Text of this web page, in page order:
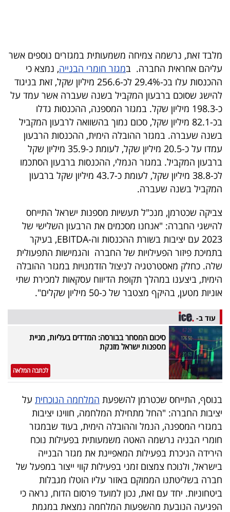
40
שיתופי
פעולה
דרושים
ניוזלטרים
מייל
אדום
פרסמו
עקבו
אחרינו:
מלבד זאת, נרשמה צמיחה משמעותית במגזרים נוספים אשר
עליהם אחראית החברה. במגזר חומרי הבנייה, נמצא כי
ההכנסות עלו בכ-29.4% לכ-256.6 מיליון שקל, זאת בניגוד
להישג שסוכם ברבעון המקביל בשנה שעברה אשר עמד על
כ-198.3 מיליון שקל. במגזר המספנה, ההכנסות גדלו
בכ-82.1 מיליון שקל, סכום נמוך בהשוואה לרבעון המקביל
בשנה שעברה. במגזר ההובלה הימית, ההכנסות הרבעון
עמדו על כ-20.5 מיליון שקל, לעומת כ-35.9 מיליון שקל
ברבעון המקביל. במגזר הנמלי, ההכנסות ברבעון הסתכמו
לכ-38.8 מיליון שקל, לעומת כ-43.7 מיליון שקל ברבעון
המקביל בשנה שעברה.
צביקה שכטרמן, מנכ"ל תעשיות מספנות ישראל התייחס
להישגי החברה: "אנחנו מסכמים את הרבעון השלישי של
2023 עם יציבות בשורת ההכנסות וה-EBITDA, בעיקר
בתמיכת פיזור הפעילויות של החברה והגמישות התפעולית
שלה. כחלק מאסטרטגיה לניצול הזדמנויות במגזר ההובלה
הימית, ביצענו במהלך תקופת הדיווח עסקאות למכירת שתי
אוניות מטען, בהיקף מצטבר של כ-50 מיליון שקלים".
עוד ב-
סיכום המסחר בבורסה: המדדים בעליות, מניית
מספנות ישראל מזנקת
לכתבה המלאה
בנוסף, התייחס שכטרמן להשפעת המלחמה הנוכחית על
יציבות החברה: "החל מתחילת המלחמה, חווינו יציבות
במגזרי המספנה, הנמל וההובלה הימית, בעוד שבמגזר
חומרי הבניה נרשמה האטה משמעותית בפעילות נוכח
הירידה הניכרת בפעילות המאפיינת את מגזר הבנייה
בישראל, ולנוכח צמצום זמני בפעילות קווי ייצור במפעל של
חברה בשליטתנו הממוקם באזור עליו הוטלו מגבלות
ביטחוניות. יחד עם זאת, נכון למועד פרסום הדוח, נראה כי
הפגיעה הנובעת מהשפעות המלחמה נמצאת במגמת